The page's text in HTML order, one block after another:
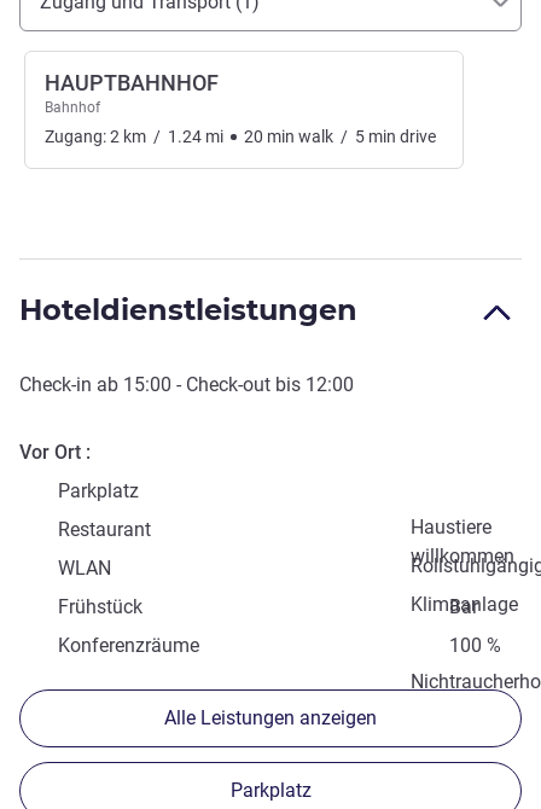
HAUPTBAHNHOF
Bahnhof
Zugang:2 km / 1.24 mi 20 min walk / 5 min drive
Hoteldienstleistungen
Check-in ab 15:00 - Check-out bis 12:00
Vor Ort
Parkplatz
Haustiere
willkommen
Restaurant
WLAN
Klimaanlage
Frühstück
Bar
Konferenzräume
100 %
Alle Leistungen anzeigen
Parkplatz